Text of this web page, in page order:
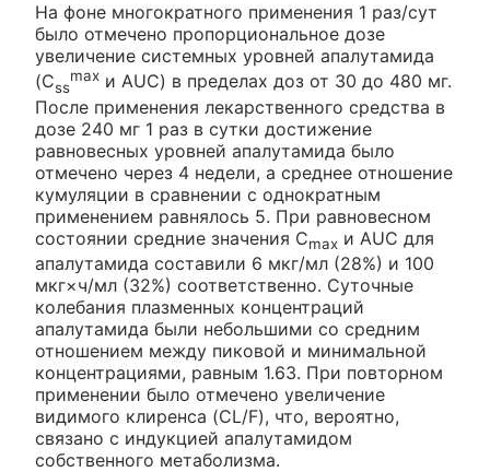
На фоне многократного применения 1 раз/сут
было отмечено пропорциональное дозе
увеличение системных уровней апалутамида
(Css
max и AUC) в пределах доз от 30 до 480 мг.
После применения лекарственного средства в
дозе 240 мг 1 раз в сутки достижение
равновесных уровней апалутамида было
отмечено через 4 недели, а среднее отношение
кумуляции в сравнении с однократным
применением равнялось 5. При равновесном
состоянии средние значения Cmax и AUC для
апалутамида составили 6 мкг/мл (28%) и 100
мкг×ч/мл (32%) соответственно. Суточные
колебания плазменных концентраций
апалутамида были небольшими со средним
отношением между пиковой и минимальной
концентрациями, равным 1.63. При повторном
применении было отмечено увеличение
видимого клиренса (CL/F), что, вероятно,
связано с индукцией апалутамидом
собственного метаболизма.